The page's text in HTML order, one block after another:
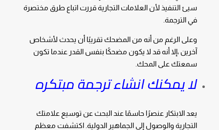
سيئ التنفيذ لأن العلامات التجارية قررت اتباع طرق مختصرة
في الترجمة.
وعلى الرغم من أنه من المضحك تقريبًا أن يحدث لأشخاص
آخرين ،إلا أنه قد لا يكون مضحكًا بنفس القدر عندما تكون
سمعتك على المحك.
لا يمكنك انشاء ترجمة مبتكره
يعد الابتكار عنصرًا حاسمًا عند البحث عن توسيع علامتك
التجارية والوصول إلى الجماهير الدولية. اكتشفت معظم